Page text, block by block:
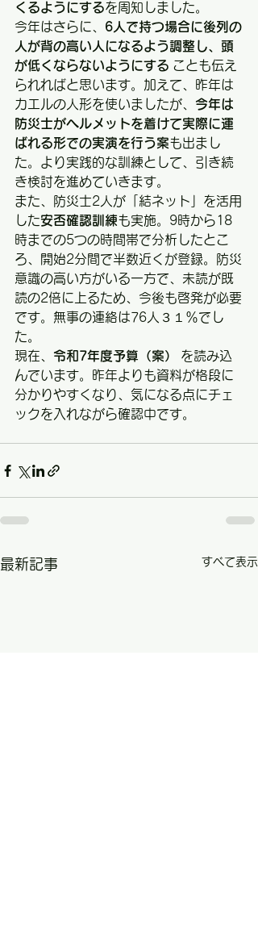
くるようにするを周知しました。
今年はさらに、 6人で持つ場合に後列の
人が背の高い人になるよう調整し、頭
が低くならないようにする ことも伝え
られればと思います。加えて、昨年は
カエルの人形を使いましたが、 今年は
防災士がヘルメットを着けて実際に運
ばれる形での実演を行う案も出まし
た。より実践的な訓練として、引き続
き検討を進めていきます。
また、防災士2人が「結ネット」を活用
した安否確認訓練も実施。9時から18
時までの5つの時間帯で分析したとこ
ろ、開始2分間で半数近くが登録。防災
意識の高い方がいる一方で、未読が既
読の2倍に上るため、今後も啓発が必要
です。無事の連絡は76人３１％でし
た。
現在、 令和7年度予算（案）
を読み込
んでいます。昨年よりも資料が格段に
分かりやすくなり、気になる点にチェ
ックを入れながら確認中です。
最新記事 すべて表示